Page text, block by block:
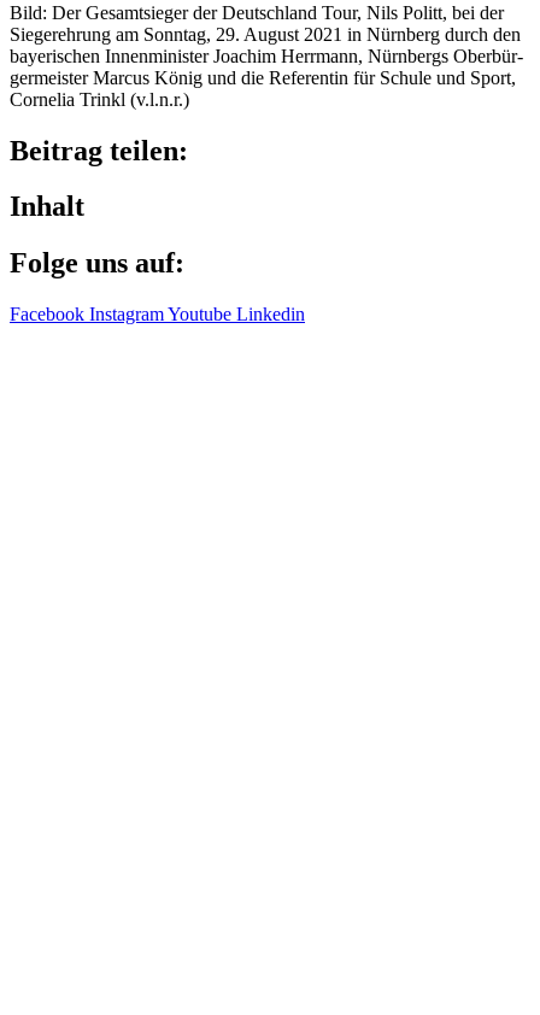
Bild: Der Gesamt­sie­ger der Deutsch­land Tour, Nils Politt, bei der
Sieger­eh­rung am Sonn­tag, 29. August 2021 in Nürn­berg durch den
baye­ri­schen Innen­mi­nis­ter Joachim Herr­mann, Nürn­bergs Ober­bür­
ger­meis­ter Marcus König und die Refe­ren­tin für Schule und Sport,
Corne­lia Trinkl (v.l.n.r.)
Beitrag teilen:
Inhalt
Folge uns auf:
Facebook InstagramYoutube Linkedin